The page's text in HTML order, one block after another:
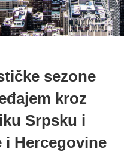
sezone
kroz
Srpsku i
i Hercegovine